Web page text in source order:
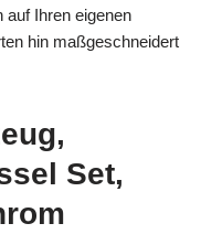
auf Ihren eigenen
hin maßgeschneidert
Set,